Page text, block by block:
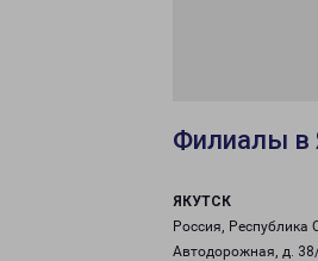
Филиалы в
ЯКУТСК
Россия, Республика
Автодорожная, д.